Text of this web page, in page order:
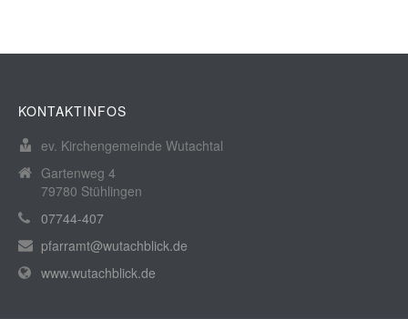
KONTAKTINFOS
ev. Kirchengemeinde Wutachtal
Gartenweg 4
79780 Stühlingen
07744-407
pfarramt@wutachblick.de
www.wutachblick.de